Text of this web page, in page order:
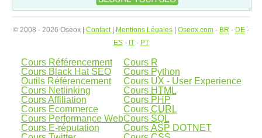
© 2008 - 2026 Oseox | Contact| Mentions Légales Oseox.com - BR - DE -
ES- IT- PT
Cours Référencement
Cours Black Hat SEO
Outils Référencement
Cours Netlinking
Cours Affiliation
Cours Ecommerce
Cours Performance Web
Cours E-réputation
Cours R
Cours Python
Cours UX - User Experience
Cours HTML
Cours PHP
Cours CURL
Cours SQL
Cours ASP DOTNET